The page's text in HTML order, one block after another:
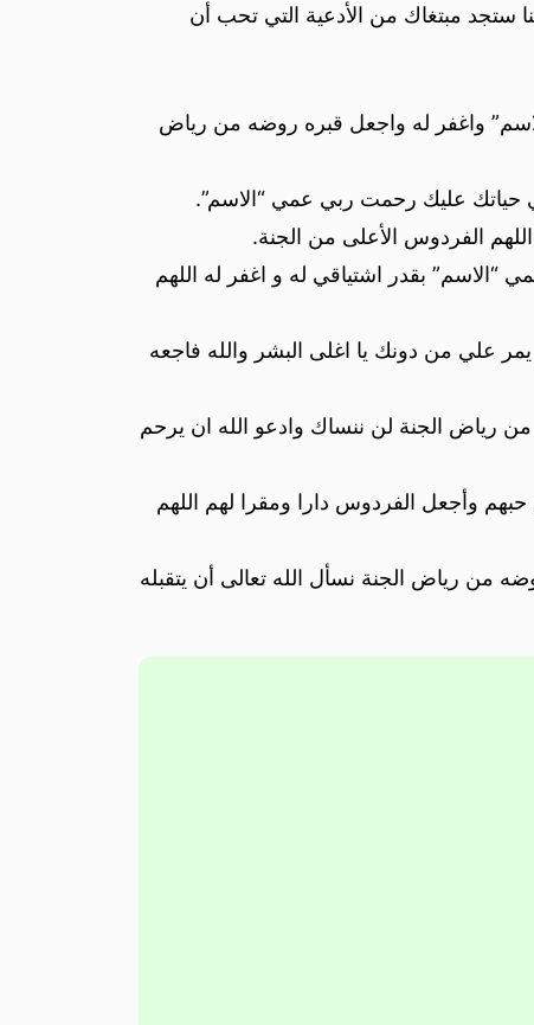
ستجد مبتغاك من الأدعية التي تحب أن
واغفر له واجعل قبره روضه من رياض
عليك رحمت ربي عمي “الاسم”.
الفردوس الأعلى من الجنة.
بقدر اشتياقي له و اغفر له اللهم
علي من دونك يا اغلى البشر والله فاجعه
رياض الجنة لن ننساك وادعو الله ان يرحم
وأجعل الفردوس دارا ومقرا لهم اللهم
من رياض الجنة نسأل الله تعالى أن يتقبله